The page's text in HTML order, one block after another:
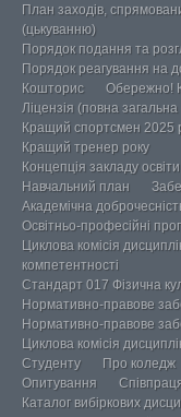
План заходів,
(цькуванню)
Порядок подання та
Порядок реагування на
Кошторис
Обережно!
Ліцензія (повна
Кращий спортсмен 2025
Кращий тренер року
Концепція закладу
Навчальний план
Академічна
Освітньо-професійні
Циклова комісія
компетентності
Стандарт 017 Фізична
Нормативно-правове
Нормативно-правове
Циклова комісія
Студенту
Про коледж
Опитування
Каталог вибіркових